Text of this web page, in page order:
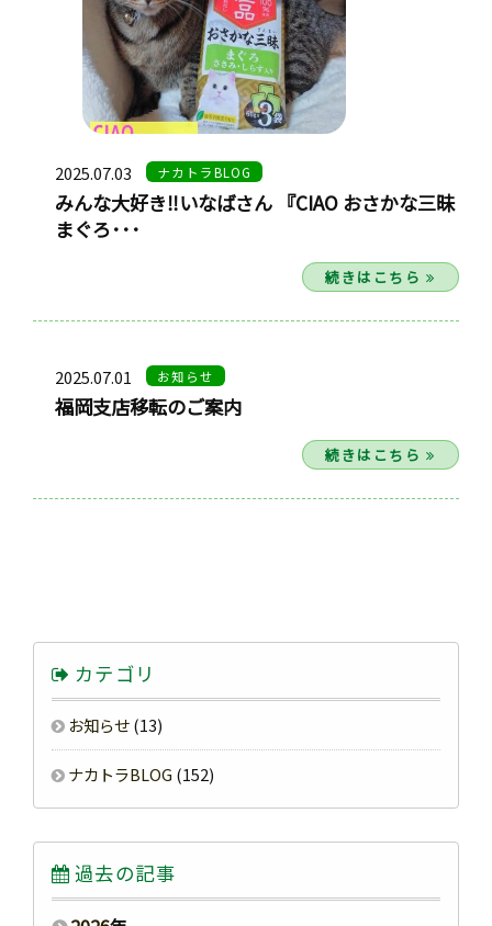
2025.07.03 ナカトラBLOG
みんな大好き‼いなばさん 『CIAO おさかな三昧
まぐろ･･･
続きはこちら
2025.07.01 お知らせ
福岡支店移転のご案内
続きはこちら
カテゴリ
お知らせ(13)
ナカトラBLOG (152)
過去の記事